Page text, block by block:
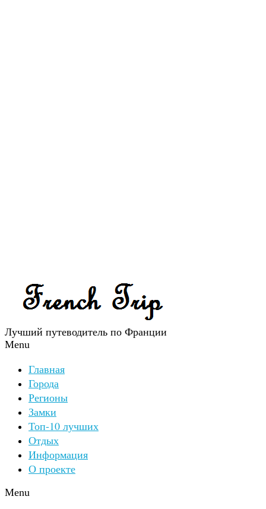
Лучший путеводитель по Франции
Menu
Главная
Города
Регионы
Замки
Топ-10 лучших
Отдых
Информация
О проекте
Menu